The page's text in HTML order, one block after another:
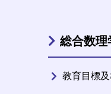
総合数理
教育目標